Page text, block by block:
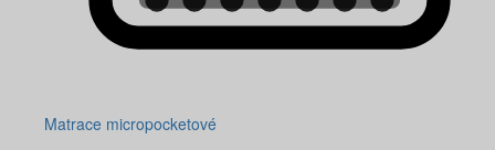
Matrace micropocketové